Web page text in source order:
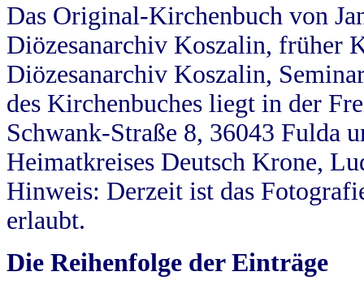
Das Original-Kirchenbuch von
Diözesanarchiv Koszalin, früher
Diözesanarchiv Koszalin,
des Kirchenbuches liegt in der
Schwank-Straße 8, 36043 Fulda
Heimatkreises Deutsch Krone,
Hinweis: Derzeit ist das
erlaubt.
Die Reihenfolge der Einträge